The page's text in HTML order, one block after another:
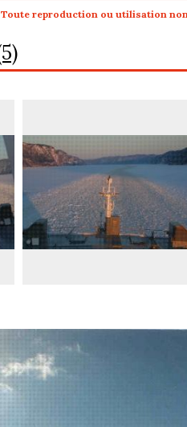
Toute reproduction ou utilisation